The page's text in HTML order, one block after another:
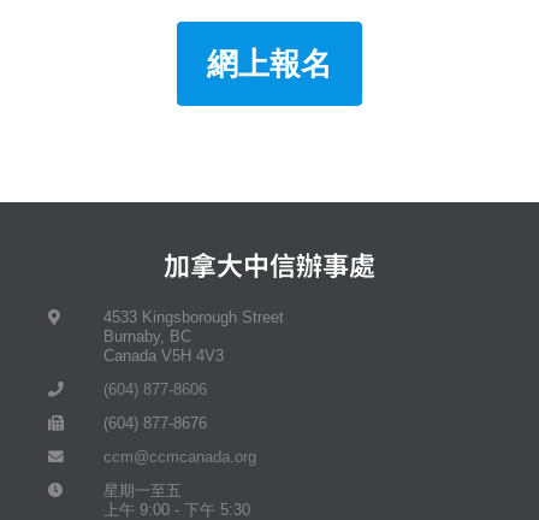
網上報名
加拿大中信辦事處
4533 Kingsborough Street
Burnaby, BC
Canada V5H 4V3
(604) 877-8606
(604) 877-8676
ccm@ccmcanada.org
星期一至五
上午 9:00 - 下午 5:30